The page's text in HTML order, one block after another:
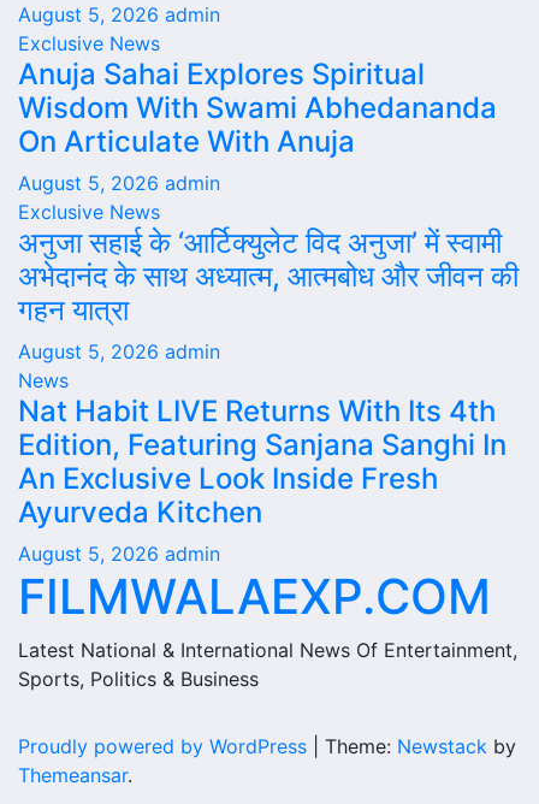
August 5, 2026 admin
Exclusive News
Anuja Sahai Explores Spiritual
Wisdom With Swami Abhedananda
On Articulate With Anuja
August 5, 2026 admin
Exclusive News
अनुजा सहाई के ‘आर्टिक्युलेट विद अनुजा’ में स्वामी
अभेदानंद के साथ अध्यात्म, आत्मबोध और जीवन की
गहन यात्रा
August 5, 2026 admin
News
Nat Habit LIVE Returns With Its 4th
Edition, Featuring Sanjana Sanghi In
An Exclusive Look Inside Fresh
Ayurveda Kitchen
August 5, 2026 admin
FILMWALAEXP.COM
Latest National & International News Of Entertainment,
Sports, Politics & Business
Proudly powered by WordPress Theme: Newstack by
Themeansar.